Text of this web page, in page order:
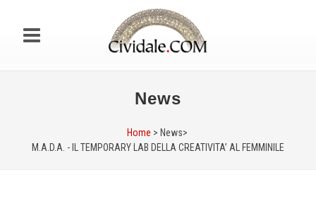
News
Home > News>
M.A.D.A. - IL TEMPORARY LAB DELLA CREATIVITA’ AL FEMMINILE